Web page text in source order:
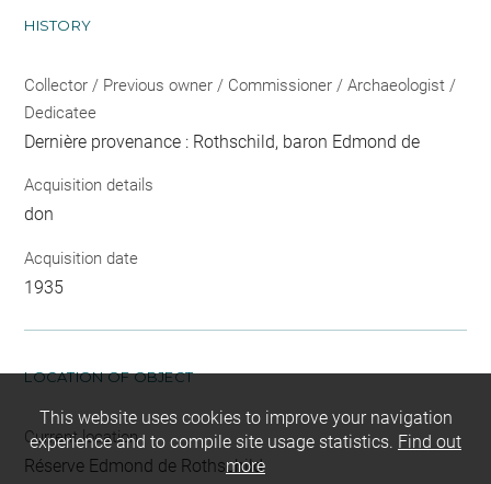
HISTORY
Collector / Previous owner / Commissioner / Archaeologist /
Dedicatee
Dernière provenance : Rothschild, baron Edmond de
Acquisition details
don
Acquisition date
1935
LOCATION OF OBJECT
Current location
Réserve Edmond de Rothschild
This website uses cookies to improve your navigation
experience and to compile site usage statistics. Find out
more